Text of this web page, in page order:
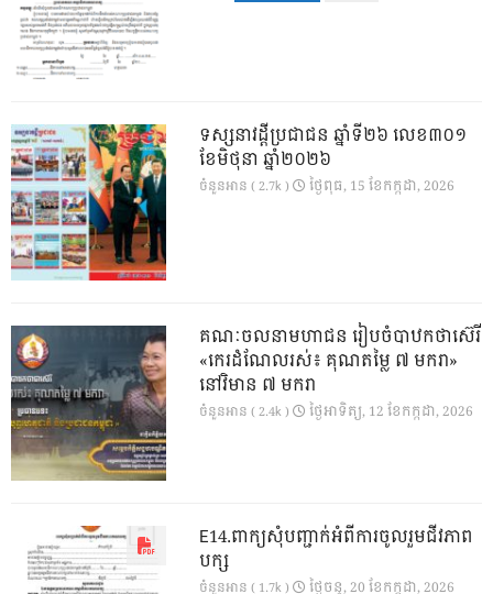
ទស្សនាវដ្ដីប្រជាជន ឆ្នាំទី២៦ លេខ៣០១
ខែមិថុនា ឆ្នាំ២០២៦
ចំនួនអាន ( 2.7k ) ថ្ងៃ​ពុធ, 15 ខែ​កក្កដា, 2026
គណៈចលនាមហាជន រៀបចំបាឋកថាស៊េរី
«កេរដំណែលរស់៖ គុណតម្លៃ ៧ មករា»
នៅវិមាន ៧ មករា
ចំនួនអាន ( 2.4k ) ថ្ងៃ​អាទិត្យ, 12 ខែ​កក្កដា, 2026
E14.ពាក្យសុំបញ្ជាក់អំពីការចូលរួមជីវភាព
បក្ស
ចំនួនអាន ( 1.7k ) ថ្ងៃ​ចន្ទ, 20 ខែ​កក្កដា, 2026